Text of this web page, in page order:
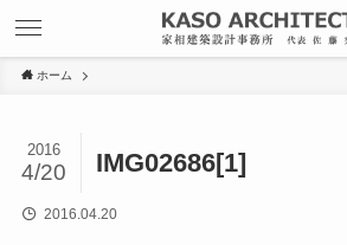
ホーム
IMG02686[1]
2016
4/20
2016.04.20